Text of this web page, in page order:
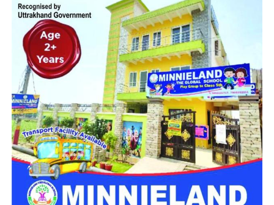
हादसे के बाद से परिजनों में पसरा मातम
घटना की सूचना मिलने के बाद पुलिस ने मौके पर पहुंचकर हादसे की
जानकारी जुटाई। पुलिस दुर्घटना के कारणों की जांच कर रही है। हादसे के
बाद मृतक के परिवार और साथ आए श्रद्धालुओं में शोक का माहौल है।